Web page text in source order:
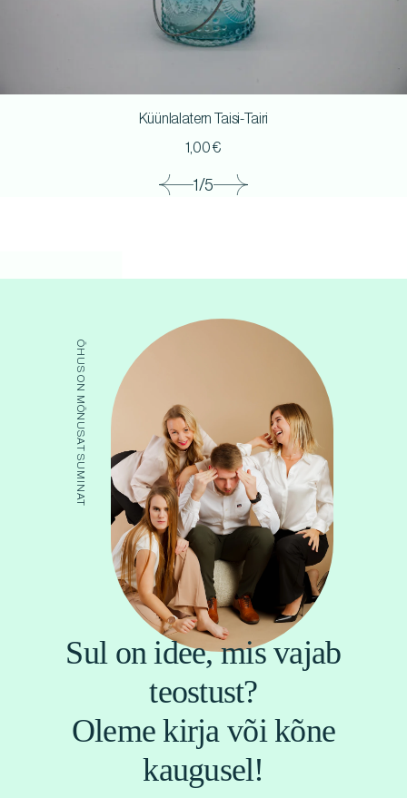
1/5
Küünlalatern Taisi-Tairi
1,00€
ÕHUS ON MÕNUSAT SUMINAT
Sul on idee, mis vajab
teostust?
Oleme kirja või kõne
kaugusel!